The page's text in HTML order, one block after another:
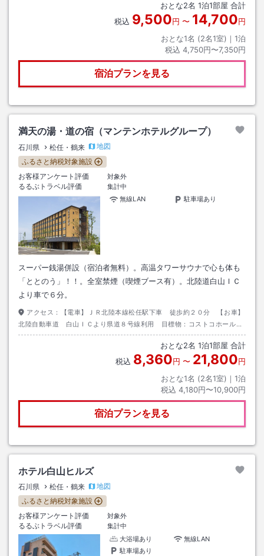
おとな2名 1泊1部屋 合計
税込 9,500円 〜 14,700円
おとな1名 (2名1室)｜ 1泊
税込 4,750円〜7,350円
宿泊プランを見る
満天の湯・道の宿（マンテンホテルグループ）
石川県 松任・鶴来
地図
ふるさと納税対象施設
お客様アンケート評価
対象外
るるぶトラベル評価
集計中
無線LAN
駐車場あり
スーパー銭湯併設（宿泊者無料）。高温タワーサウナで心も体も
「ととのう」！！。全室禁煙（喫煙ブース有）。北陸道白山ＩＣ
より車で６分。
アクセス：
【電車】ＪＲ北陸本線松任駅下車 徒歩約２０分 【お車】
北陸自動車道 白山ＩＣより県道８号線利用 目標物：コストコホールセ
ール野々市倉庫店
おとな2名 1泊1部屋 合計
税込 8,360円 〜 21,800円
おとな1名 (2名1室)｜ 1泊
税込 4,180円〜10,900円
宿泊プランを見る
ホテル白山ヒルズ
石川県 松任・鶴来
地図
ふるさと納税対象施設
お客様アンケート評価
対象外
るるぶトラベル評価
集計中
大浴場あり
無線LAN
駐車場あり